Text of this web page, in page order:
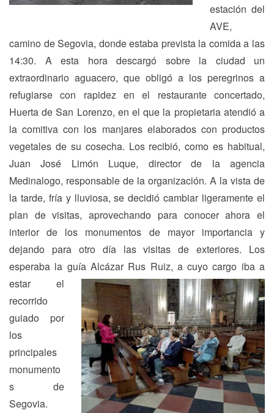
estación del
AVE,
camino de Segovia, donde estaba prevista la comida a las
14:30. A esta hora descargó sobre la ciudad un
extraordinario aguacero, que obligó a los peregrinos a
refugiarse con rapidez en el restaurante concertado,
Huerta de San Lorenzo, en el que la propietaria atendió a
la comitiva con los manjares elaborados con productos
vegetales de su cosecha. Los recibió, como es habitual,
Juan José Limón Luque, director de la agencia
Medinalogo, responsable de la organización. A la vista de
la tarde, fría y lluviosa, se decidió cambiar ligeramente el
plan de visitas, aprovechando para conocer ahora el
interior de los monumentos de mayor importancia y
dejando para otro día las visitas de exteriores. Los
esperaba la guía AlcázarRus Ruiz, a cuyo cargo iba a
estar el
recorrido
guiado por
los
principales
monumento
s de
Segovia.